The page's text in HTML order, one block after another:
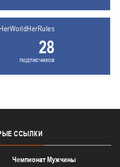
28
подписчиков
ССЫЛКИ
Чемпионат Мужчины